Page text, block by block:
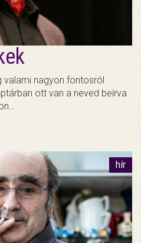
valami nagyon fontosról
ott van a neved beírva
hír